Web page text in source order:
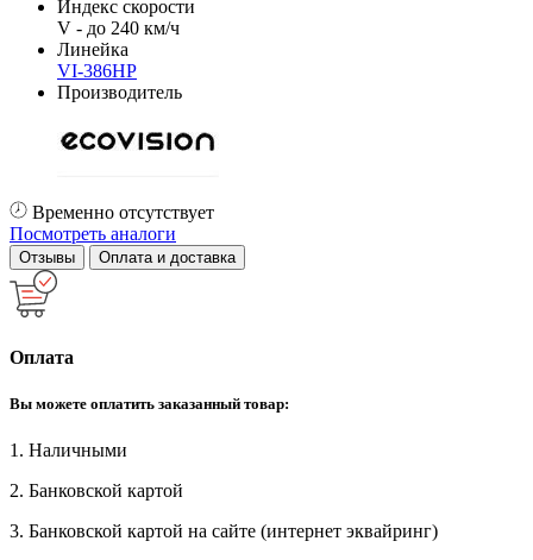
Индекс скорости
V - до 240 км/ч
Линейка
VI-386HP
Производитель
Временно отсутствует
Посмотреть аналоги
Отзывы Оплата и доставка
Оплата
Вы можете оплатить заказанный товар:
1. Наличными
2. Банковской картой
3. Банковской картой на сайте (интернет эквайринг)